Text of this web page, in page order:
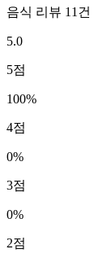
음식 리뷰 11 건
5.0
5점
100%
4점
0%
3점
0%
2점